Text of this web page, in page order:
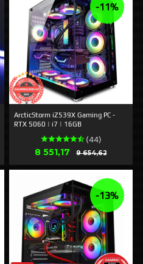
ArcticStorm iZ539X Gaming PC -
RTX 5060 | i7 | 16GB
(44)
Tilbud
8 551,17 9 654,62Rabat
-11%
-13%